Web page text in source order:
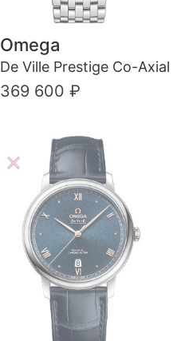
Omega
De Ville Prestige Co-Axial
369 600 ₽